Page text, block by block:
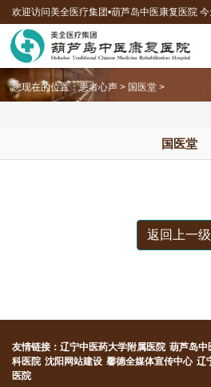
欢迎访问美全医疗集团•葫芦岛中医康复医院 今
您现在的位置：患者心声 > 国医堂 >
国医堂
返回上一级
友情链接： 辽宁中医药大学附属医院 葫芦岛中
科医院 沈阳网站建设 馨德全媒体宣传中心 辽
医院